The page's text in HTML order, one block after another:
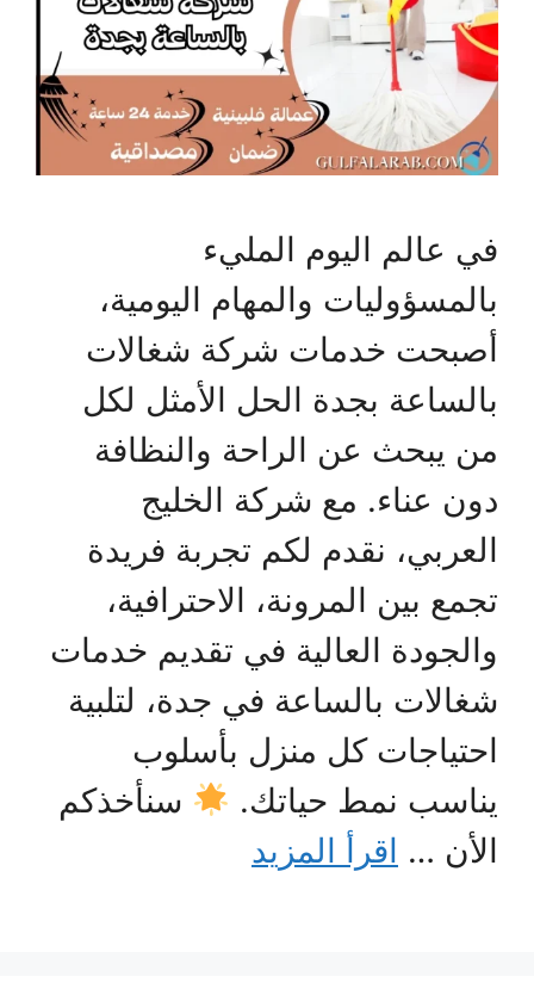
في عالم اليوم المليء
بالمسؤوليات والمهام اليومية،
أصبحت خدمات شركة شغالات
بالساعة بجدة الحل الأمثل لكل
من يبحث عن الراحة والنظافة
دون عناء. مع شركة الخليج
العربي، نقدم لكم تجربة فريدة
تجمع بين المرونة، الاحترافية،
والجودة العالية في تقديم خدمات
شغالات بالساعة في جدة، لتلبية
احتياجات كل منزل بأسلوب
يناسب نمط حياتك.
سنأخذكم
الأن … اقرأ المزيد